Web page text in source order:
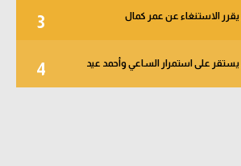
3 الاستنغاء عن عمر كمال
4 يستقر على استمرار الساعي وأحمد عيد